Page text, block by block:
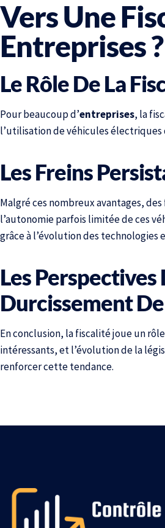
Vers Une
Entreprises ?
Le Rôle De La
Pour beaucoup d’entreprises, la
l’utilisation de véhicules
Les Freins
Malgré ces nombreux avantages,
l’autonomie parfois limitée de ces
grâce à l’évolution des
Les
Durcissement
En conclusion, la fiscalité joue un
intéressants, et l’évolution de la
renforcer cette tendance.